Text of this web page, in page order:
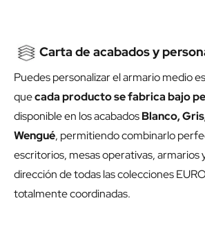
Carta de acabados y
Puedes personalizar el armario medio
quecada producto se fabrica bajo
disponible en los acabadosBlanco,
Wengué, permitiendo combinarlo
escritorios, mesas operativas, armarios
dirección de todas las colecciones
totalmente coordinadas.